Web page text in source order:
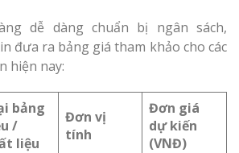
dễ dàng chuẩn bị ngân sách,
đưa ra bảng giá tham khảo cho các
hiện nay:
bảng
/
liệu
Đơn vị
tính
Đơn giá
dự kiến
(VNĐ)